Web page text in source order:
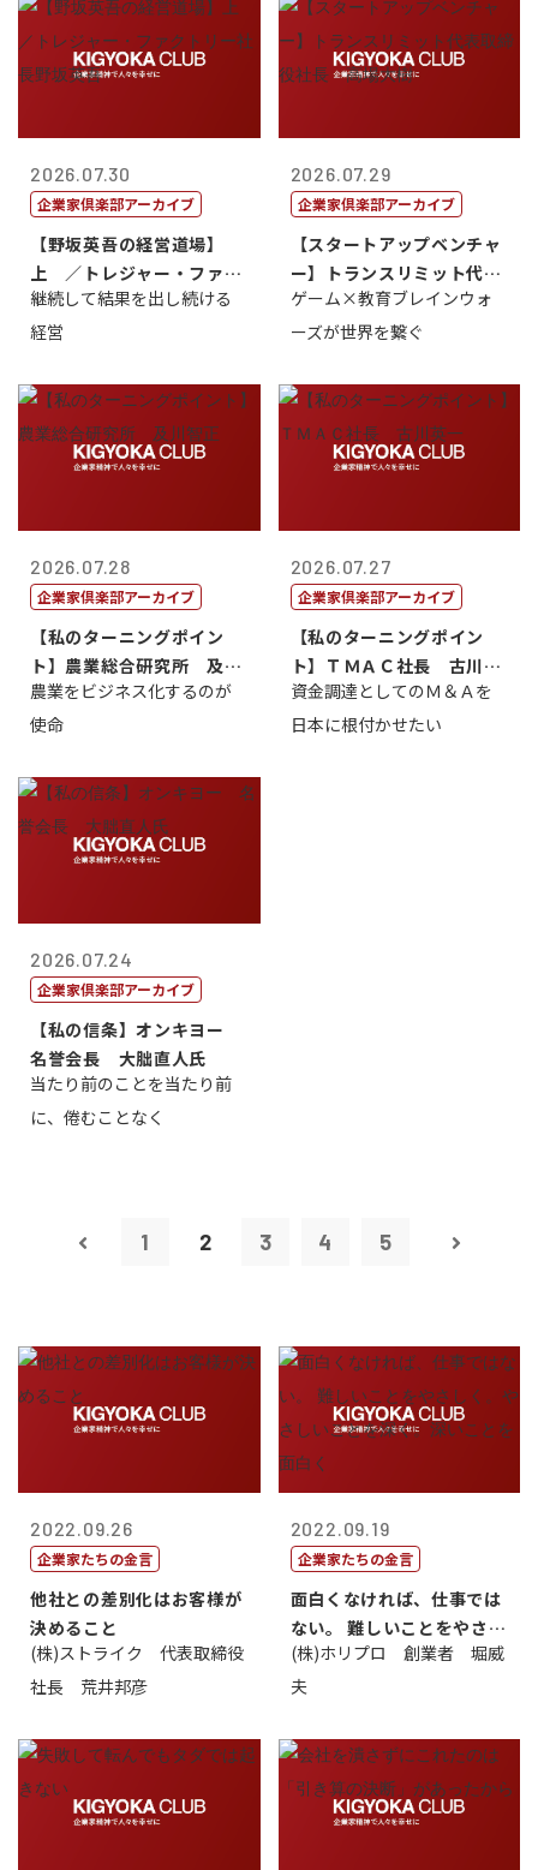
2026.07.30
企業家倶楽部アーカイブ
【野坂英吾の経営道場】
上 ／トレジャー・ファク
トリー社長野坂...
継続して結果を出し続ける
経営
2026.07.29
企業家倶楽部アーカイブ
【スタートアップベンチャ
ー】トランスリミット代表
取締役社長 ...
ゲーム×教育ブレインウォ
ーズが世界を繋ぐ
2026.07.28
企業家倶楽部アーカイブ
【私のターニングポイン
ト】農業総合研究所 及川
智正
農業をビジネス化するのが
使命
2026.07.27
企業家倶楽部アーカイブ
【私のターニングポイン
ト】ＴＭＡＣ社長 古川英
一
資金調達としてのＭ＆Ａを
日本に根付かせたい
2026.07.24
企業家倶楽部アーカイブ
【私の信条】オンキヨー
名誉会長 大朏直人氏
当たり前のことを当たり前
に、倦むことなく
1 2 3 4 5
2022.09.26
企業家たちの金言
他社との差別化はお客様が
決めること
(株)ストライク 代表取締役
社長 荒井邦彦
2022.09.19
企業家たちの金言
面白くなければ、仕事では
ない。 難しいことをやさし
く。やさし...
(株)ホリプロ 創業者 堀威
夫